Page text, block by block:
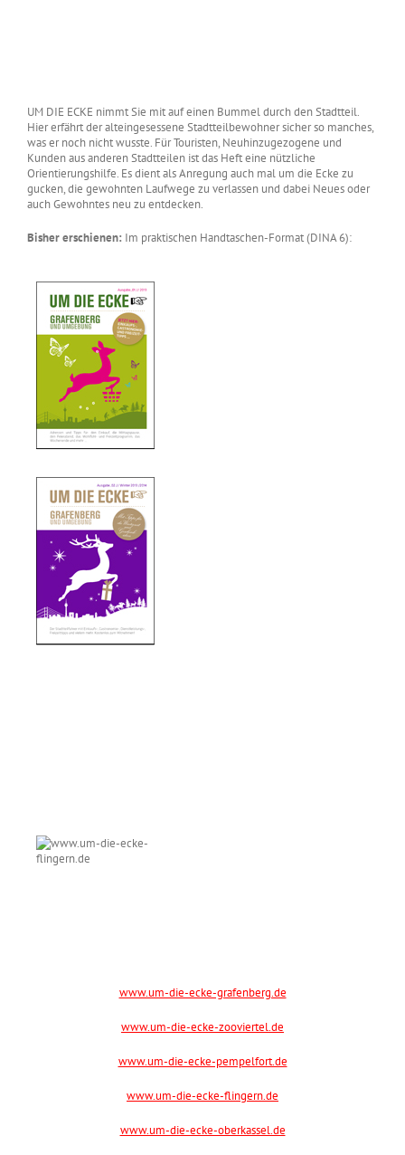
UM DIE ECKE nimmt Sie mit auf einen Bummel durch den Stadtteil.
Hier erfährt der alteingesessene Stadtteilbewohner sicher so manches,
was er noch nicht wusste. Für Touristen, Neuhinzugezogene und
Kunden aus anderen Stadtteilen ist das Heft eine nützliche
Orientierungshilfe. Es dient als Anregung auch mal um die Ecke zu
gucken, die gewohnten Laufwege zu verlassen und dabei Neues oder
auch Gewohntes neu zu entdecken.
Bisher erschienen: Im praktischen Handtaschen-Format (DINA 6):
www.um-die-ecke-grafenberg.de
www.um-die-ecke-zooviertel.de
www.um-die-ecke-pempelfort.de
www.um-die-ecke-flingern.de
www.um-die-ecke-oberkassel.de